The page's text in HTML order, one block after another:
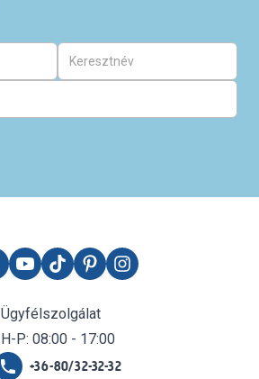
Ügyfélszolgálat
H-P: 08:00 - 17:00
+36-80/32-32-32